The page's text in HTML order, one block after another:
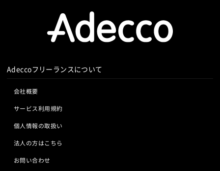
Adeccoフリーランスについて
会社概要
サービス利用規約
個人情報の取扱い
法人の方はこちら
お問い合わせ